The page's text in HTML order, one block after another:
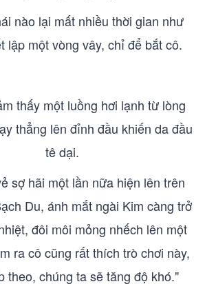
nào lại mất nhiều thời gian như
lập một vòng vây, chỉ để bắt cô.
thấy một luồng hơi lạnh từ lòng
thẳng lên đỉnh đầu khiến da đầu
tê dại.
sợ hãi một lần nữa hiện lên trên
Du, ánh mắt ngài Kim càng trở
đôi môi mỏng nhếch lên một
ra cô cũng rất thích trò chơi này,
theo, chúng ta sẽ tăng độ khó."